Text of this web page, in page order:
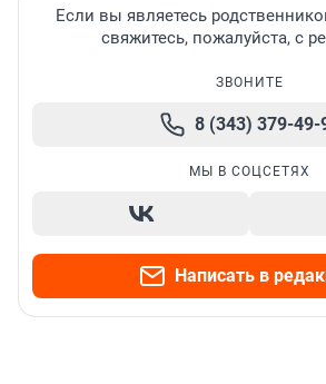
Если вы являетесь
свяжитесь, пожалуйста, с
ЗВОНИТЕ
8 (343) 379-49-
МЫ В СОЦСЕТЯХ
Написать в